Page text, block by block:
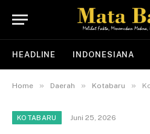
HEADLINE INDONESIANA
Home » Daerah » Kotabaru »
KOTABARU Juni 25, 2026